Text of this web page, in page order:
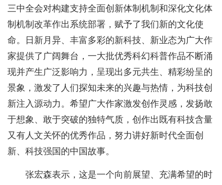
三中全会对构建支持全面创新体制机制和深化文化体
制机制改革作出系统部署，赋予了我们新的文化使
命。日新月异、丰富多彩的新科技、新业态为广大作
家提供了广阔舞台，一大批优秀科幻科普作品不断涌
现并产生广泛影响力，呈现出多元共生、精彩纷呈的
景象，激发了人们探知未来的兴趣与热情，为科技创
新注入源动力。希望广大作家激发创作灵感，发扬敢
于想象、敢于突破的独特气质，创作出既有科技含量
又有人文关怀的优秀作品，努力讲好新时代全面创
新、科技强国的中国故事。
张宏森表示，这是一个向前展望、充满希望的时